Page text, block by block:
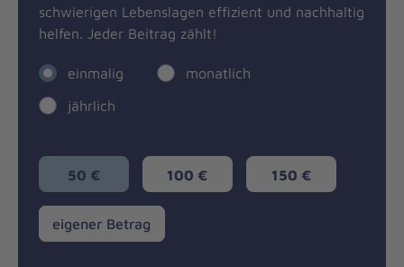
schwierigen Lebenslagen effizient und nachhaltig
helfen. Jeder Beitrag zählt!
einmalig
monatlich
jährlich
50 € 100 € 150 €
eigener
Betrag
eigener Betrag